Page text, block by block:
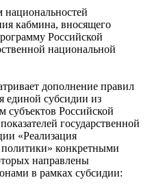
национальностей
кабмина, вносящего
Российской
национальной
дополнение правил
единой субсидии из
субъектов Российской
государственной
«Реализация
конкретными
направлены
в рамках субсидии: